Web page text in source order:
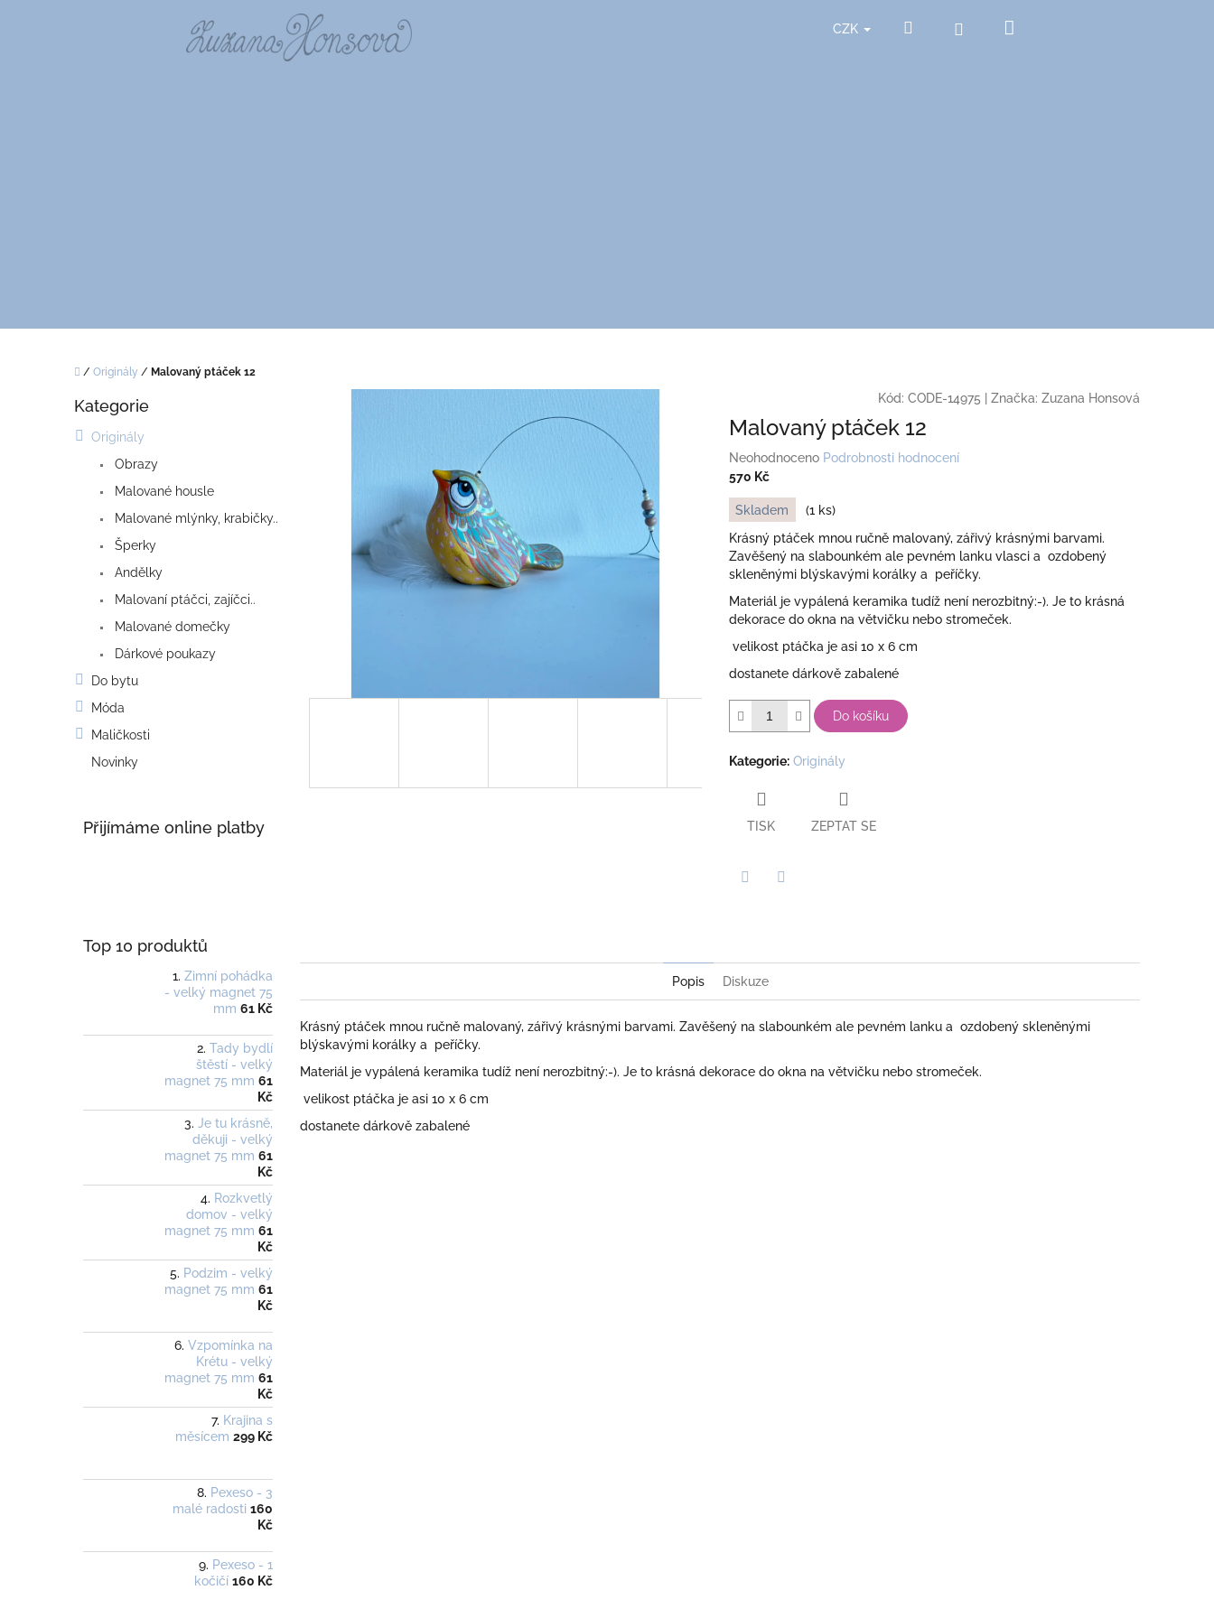
CZK Hledat Přihlášení
Domů
/ Originály / Malovaný ptáček 12
Přeskočit
Kategorie
Originály
Obrazy
Malované housle
Malované mlýnky, krabičky..
Šperky
Andělky
Malovaní ptáčci, zajíčci..
Malované domečky
Dárkové poukazy
Do bytu
Móda
Maličkosti
Novinky
Přijímáme online platby
Top 10 produktů
Zimní pohádka
- velký magnet 75
mm 61 Kč
Tady bydlí
štěstí - velký
magnet 75 mm 61
Kč
Je tu krásně,
děkuji - velký
magnet 75 mm 61
Kč
Rozkvetlý
domov - velký
magnet 75 mm 61
Kč
Podzim - velký
magnet 75 mm 61
Kč
Vzpomínka na
Krétu - velký
magnet 75 mm 61
Kč
Krajina s
měsícem 299 Kč
Pexeso - 3
malé radosti 160
Kč
Pexeso - 1
kočičí 160 Kč
Kód: CODE-14975 Značka: Zuzana Honsová
Malovaný ptáček 12
Průměrné
hodnocení
je
0,0
z
5
hvězdiček.
Neohodnoceno Podrobnosti hodnocení
570 Kč
Měrná
cena:
Skladem
(1 ks)
Krásný ptáček mnou ručně malovaný, zářivý krásnými barvami.
Zavěšený na slabounkém ale pevném lanku vlasci a ozdobený
skleněnými blýskavými korálky a peříčky.
Materiál je vypálená keramika tudíž není nerozbitný:-). Je to krásná
dekorace do okna na větvičku nebo stromeček.
velikost ptáčka je asi 10 x 6 cm
dostanete dárkově zabalené
Do košíku
Kategorie: Originály
TISK ZEPTAT SE
Popis Diskuze
Krásný ptáček mnou ručně malovaný, zářivý krásnými barvami. Zavěšený na slabounkém ale pevném lanku a ozdobený skleněnými
blýskavými korálky a peříčky.
Materiál je vypálená keramika tudíž není nerozbitný:-). Je to krásná dekorace do okna na větvičku nebo stromeček.
velikost ptáčka je asi 10 x 6 cm
dostanete dárkově zabalené